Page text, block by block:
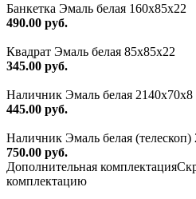
Банкетка Эмаль белая 160х85х22
490.00 руб.
Квадрат Эмаль белая 85х85х22
345.00 руб.
Наличник Эмаль белая 2140х70х8
445.00 руб.
Наличник Эмаль белая (телескоп)
750.00 руб.
Дополнительная комплектация
комплектацию